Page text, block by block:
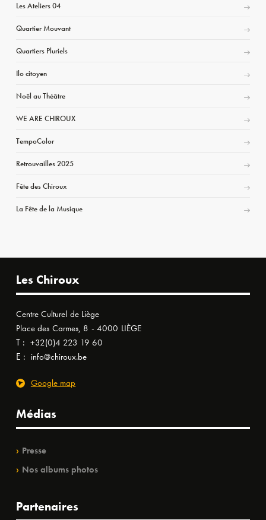
Les Ateliers 04
Quartier Mouvant
Quartiers Pluriels
Ilo citoyen
Noël au Théâtre
WE ARE CHIROUX
TempoColor
Retrouvailles 2025
Fête des Chiroux
La Fête de la Musique
Les Chiroux
Centre Culturel de Liège
Place des Carmes, 8 - 4000 LIÈGE
T : +32(0)4 223 19 60
E : info@chiroux.be
Google map
Médias
Presse
Nos albums photos
Partenaires